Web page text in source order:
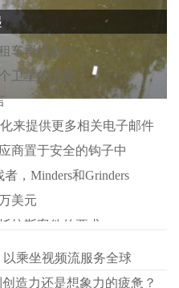
车司机劫持
卫星的卫星
来提供更多相关电子邮件
商置于安全的钩子中
，Minders和Grinders
美元
拉斯案件的要求
乘坐视频流服务全球
造力还是想象力的疲惫？